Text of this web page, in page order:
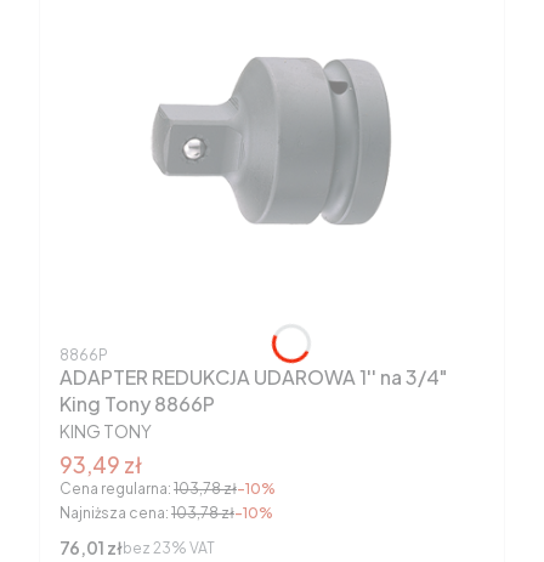
Kod produktu
8866P
ADAPTER REDUKCJA UDAROWA 1'' na 3/4"
King Tony 8866P
PRODUCENT
KING TONY
Cena promocyjna brutto
93,49 zł
Cena regularna: 103,78 zł-10%
Najniższa cena: 103,78 zł-10%
Cena netto
76,01 złbez 23% VAT